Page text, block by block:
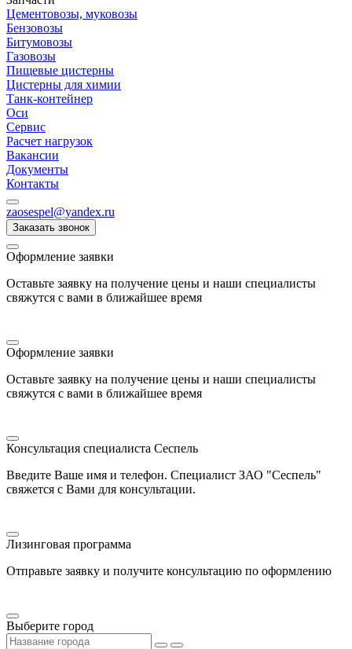
Цементовозы, муковозы
Бензовозы
Битумовозы
Газовозы
Пищевые цистерны
Цистерны для химии
Танк-контейнер
Оси
Сервис
Расчет нагрузок
Вакансии
Документы
Контакты
zaosespel@yandex.ru
Заказать звонок
Оформление заявки
Оставьте заявку на получение цены и наши специалисты
свяжутся с вами в ближайшее время
Оформление заявки
Оставьте заявку на получение цены и наши специалисты
свяжутся с вами в ближайшее время
Консультация специалиста Сеспель
Введите Ваше имя и телефон. Специалист ЗАО "Сеспель"
свяжется с Вами для консультации.
Лизинговая программа
Отправьте заявку и получите консультацию по оформлению
Выберите город